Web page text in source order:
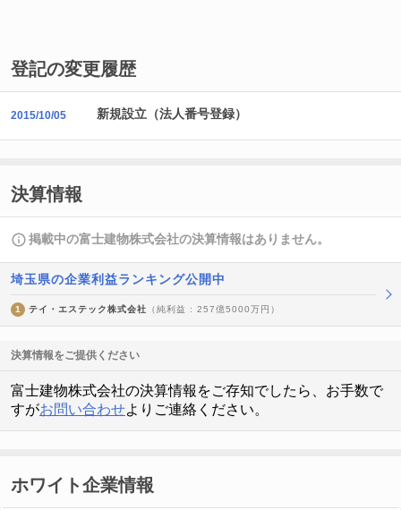
登記の変更履歴
2015/10/05 新規設立（法人番号登録）
決算情報
掲載中の富士建物株式会社の決算情報はありません。
埼玉県の企業利益ランキング公開中
1 テイ・エステック株式会社 （純利益 : 257億5000万円）
決算情報をご提供ください
富士建物株式会社の決算情報をご存知でしたら、お手数で
すがお問い合わせよりご連絡ください。
ホワイト企業情報